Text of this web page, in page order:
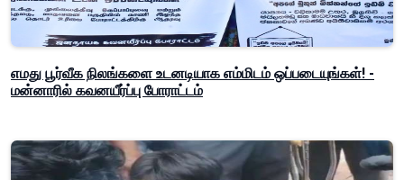
எமது பூர்வீக நிலங்களை உடனடியாக எம்மிடம் ஒப்படையுங்கள்! -
மன்னாரில் கவனயீர்ப்பு போராட்டம்